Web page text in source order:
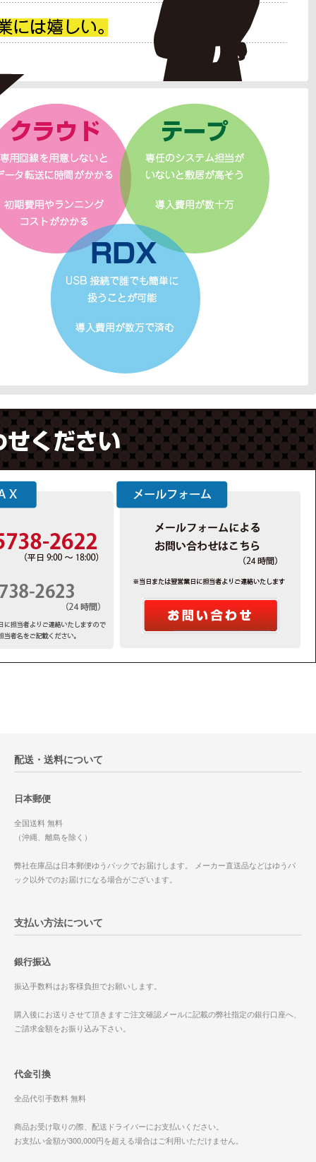
配送・送料について
日本郵便
全国送料 無料
（沖縄、離島を除く）
弊社在庫品は日本郵便ゆうパックでお届けします。 メーカー直送品などはゆうパ
ック以外でのお届けになる場合がございます。
支払い方法について
銀行振込
振込手数料はお客様負担でお願いします。
購入後にお送りさせて頂きますご注文確認メールに記載の弊社指定の銀行口座へ、
ご請求金額をお振り込み下さい。
代金引換
全品代引手数料 無料
商品お受け取りの際、配送ドライバーにお支払いください。
お支払い金額が300,000円を超える場合はご利用いただけません。